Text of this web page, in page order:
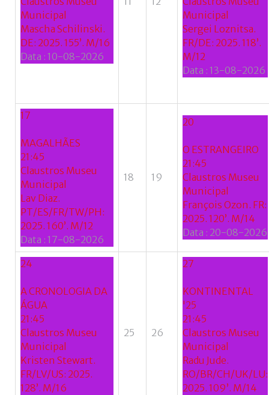
Municipal
Mascha Schilinski.
DE: 2025. 155’. M/16
Data : 10-08-2026
Municipal
Sergei Loznitsa.
FR/DE: 2025. 118’.
M/12
Data : 13-08-2026
17
MAGALHÃES
21:45
Claustros Museu
Municipal
Lav Diaz.
PT/ES/FR/TW/PH:
2025. 160’. M/12
Data : 17-08-2026
18 19
20
O ESTRANGEIRO
21:45
Claustros Museu
Municipal
François Ozon. FR:
2025. 120’. M/14
Data : 20-08-2026
24
A CRONOLOGIA DA
ÁGUA
21:45
Claustros Museu
Municipal
Kristen Stewart.
FR/LV/US: 2025.
128’. M/16
25 26
27
KONTINENTAL
'25
21:45
Claustros Museu
Municipal
Radu Jude.
RO/BR/CH/UK/LU:
2025. 109’. M/14